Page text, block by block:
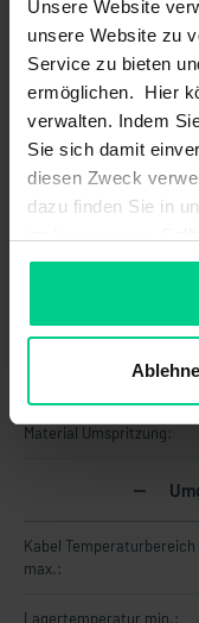
Unsere Website
unsere Website zu
Service zu bieten
ermöglichen. Hier
verwalten. Indem
Sie sich damit
diesen Zweck
dazu finden Sie in
sein, können Sie
Betriebsspannung max.:
(Uimp):
Material Umspritzung:
Kabel Temperaturbereich
max.:
Lagertemperatur min.: